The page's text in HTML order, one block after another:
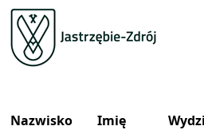
Nazwisko Imię